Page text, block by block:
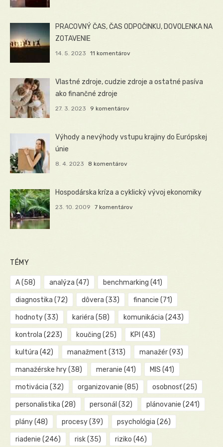
PRACOVNÝ ČAS, ČAS ODPOČINKU, DOVOLENKA NA
ZOTAVENIE
14. 5. 2023 11 komentárov
Vlastné zdroje, cudzie zdroje a ostatné pasíva
ako finančné zdroje
27. 3. 2023 9 komentárov
Výhody a nevýhody vstupu krajiny do Európskej
únie
8. 4. 2023 8 komentárov
Hospodárska kríza a cyklický vývoj ekonomiky
23. 10. 2009 7 komentárov
TÉMY
A(58) analýza (47) benchmarking (41)
diagnostika (72) dôvera (33) financie (71)
hodnoty(33) kariéra (58) komunikácia (243)
kontrola (223) koučing (25) KPI (43)
kultúra (42) manažment (313) manažér(93)
manažérske hry(38) meranie (41) MIS (41)
motivácia (32) organizovanie (85) osobnosť(25)
personalistika (28) personál (32) plánovanie (241)
plány(48) procesy(39) psychológia (26)
riadenie (246) risk(35) riziko (46)